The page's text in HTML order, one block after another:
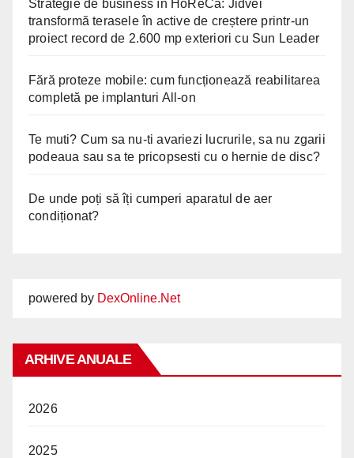
Strategie de business în HoReCa: Jidvei
transformă terasele în active de creștere printr-un
proiect record de 2.600 mp exteriori cu Sun Leader
Fără proteze mobile: cum funcționează reabilitarea
completă pe implanturi All-on
Te muti? Cum sa nu-ti avariezi lucrurile, sa nu zgarii
podeaua sau sa te pricopsesti cu o hernie de disc?
De unde poți să îți cumperi aparatul de aer
condiționat?
powered by DexOnline.Net
ARHIVE ANUALE
2026
2025